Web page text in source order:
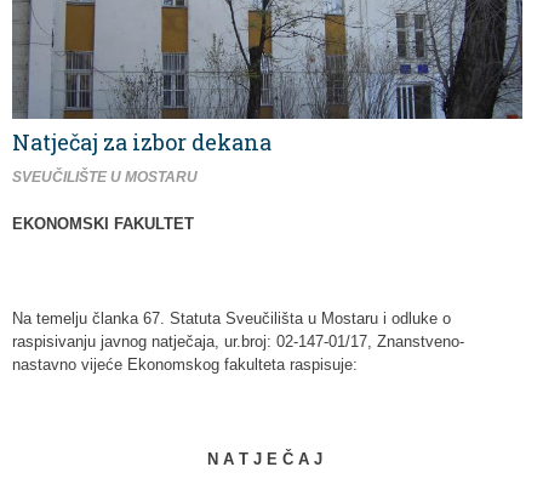
Natječaj za izbor dekana
SVEUČILIŠTE U MOSTARU
EKONOMSKI FAKULTET
Na temelju članka 67. Statuta Sveučilišta u Mostaru i odluke o
raspisivanju javnog natječaja, ur.broj: 02-147-01/17, Znanstveno-
nastavno vijeće Ekonomskog fakulteta raspisuje:
N A T J E Č A J